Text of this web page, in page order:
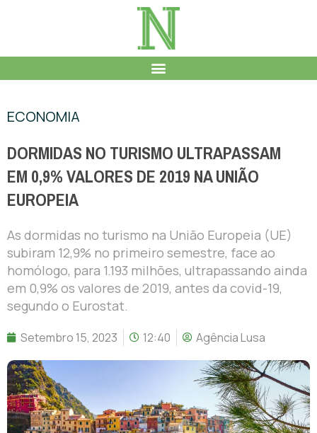
ECONOMIA
DORMIDAS NO TURISMO ULTRAPASSAM
EM 0,9% VALORES DE 2019 NA UNIÃO
EUROPEIA
As dormidas no turismo na União Europeia (UE)
subiram 12,9% no primeiro semestre, face ao
homólogo, para 1.193 milhões, ultrapassando ainda
em 0,9% os valores de 2019, antes da covid-19,
segundo o Eurostat.
Setembro 15, 2023 12:40 Agência Lusa